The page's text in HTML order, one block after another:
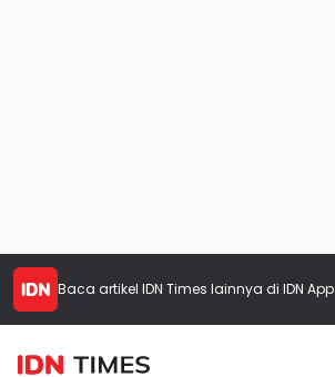
Baca artikel IDN Times lainnya di IDN App